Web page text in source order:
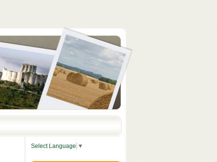
Select Language ▼